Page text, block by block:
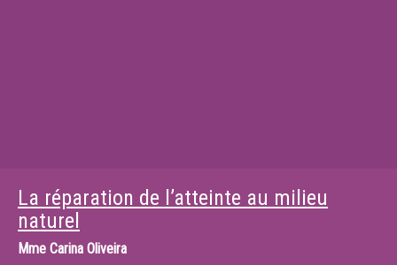
La réparation de l’atteinte au milieu
naturel
Mme Carina Oliveira